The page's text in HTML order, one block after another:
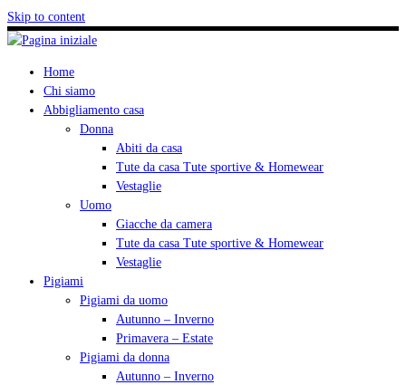
Skip to content
Home
Chi siamo
Abbigliamento casa
Donna
Abiti da casa
Tute da casa Tute sportive & Homewear
Vestaglie
Uomo
Giacche da camera
Tute da casa Tute sportive & Homewear
Vestaglie
Pigiami
Pigiami da uomo
Autunno – Inverno
Primavera – Estate
Pigiami da donna
Autunno – Inverno